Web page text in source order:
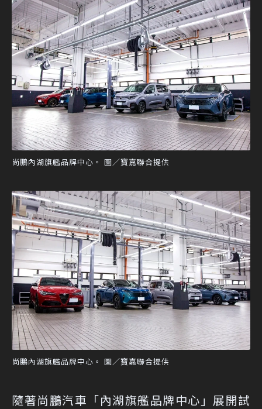
尚鵬內湖旗艦品牌中心。 圖／寶嘉聯合提供
尚鵬內湖旗艦品牌中心。 圖／寶嘉聯合提供
隨著尚鵬汽車「內湖旗艦品牌中心」展開試